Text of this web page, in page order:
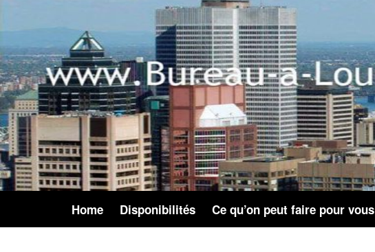
Home Disponibilités Ce qu’on peut faire pour vous